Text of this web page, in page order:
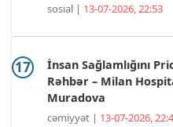
sosial | 13-07-2026, 22:53
İnsan Sağlamlığını
Rəhbər – Milan
Muradova
cəmiyyət | 13-07-2026,